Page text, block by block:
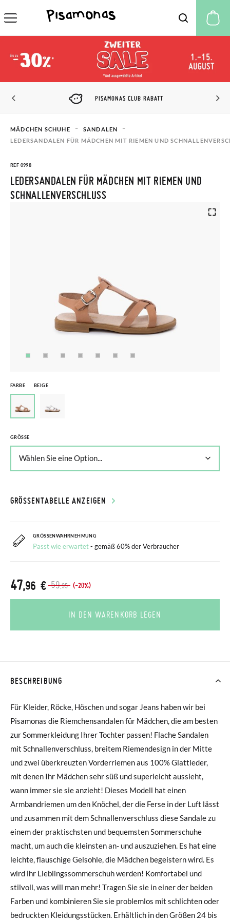
PISAMONAS CLUB RABATT
MÄDCHEN SCHUHE
SANDALEN
LEDERSANDALEN FÜR MÄDCHEN MIT RIEMEN UND
REF 0998
LEDERSANDALEN FÜR MÄDCHEN MIT RIEMEN UND
SCHNALLENVERSCHLUSS
FARBE BEIGE
GRÖSSE
GRÖSSENTABELLE ANZEIGEN
GRÖSSENWAHRNEHMUNG
Passt wie erwartet- gemäß 60% der Verbraucher
59,95 (-20%)
47,96 €
IN DEN WARENKORB LEGEN
BESCHREIBUNG
Für Kleider, Röcke, Höschen und sogar Jeans haben wir bei
Pisamonas die Riemchensandalen für Mädchen, die am besten
zur Sommerkleidung Ihrer Tochter passen! Flache Sandalen
mit Schnallenverschluss, breitem Riemendesign in der Mitte
und zwei überkreuzten Vorderriemen aus 100% Glattleder,
mit denen Ihr Mädchen sehr süß und superleicht aussieht,
wann immer sie sie anzieht! Dieses Modell hat einen
Armbandriemen um den Knöchel, der die Ferse in der Luft lässt
und zusammen mit dem Schnallenverschluss diese Sandale zu
einem der praktischsten und bequemsten Sommerschuhe
macht, um auch die kleinsten an- und auszuziehen. Es hat eine
leichte, flauschige Gelsohle, die Mädchen begeistern wird. Es
wird ihr Lieblingssommerschuh werden! Komfortabel und
stilvoll, was will man mehr! Tragen Sie sie in einer der beiden
Farben und kombinieren Sie sie problemlos mit schlichten oder
bedruckten Kleidungsstücken. Erhältlich in den Größen 24 bis